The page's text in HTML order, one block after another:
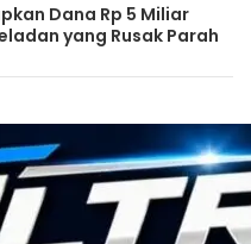
Dana Rp 5 Miliar
yang Rusak Parah